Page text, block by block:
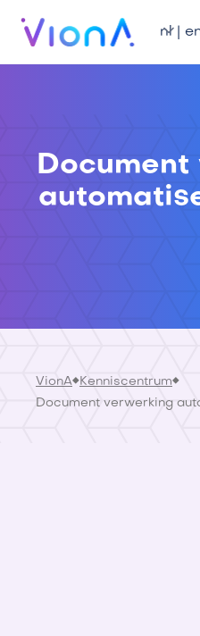
nl |
VionA
Kenniscentrum
Document verwerking